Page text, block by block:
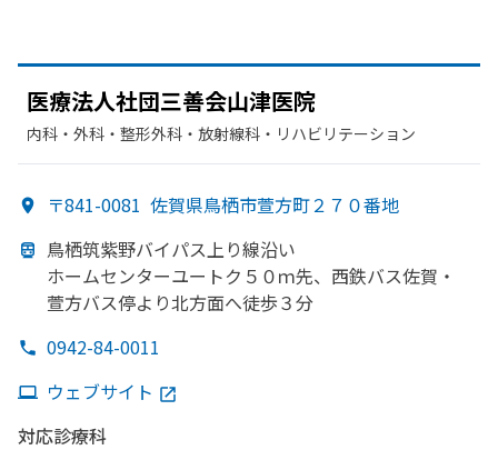
医療法人社団三善会山津医院
内科・​外科・​整形外科・​放射線科・​リハビリテーション
〒841-0081 佐賀県鳥栖市萱方町２７０番地
鳥栖筑紫野バイパス上り線沿い
ホームセンターユートク５０ｍ先、 西鉄バス佐賀・
萱方バス停より北方面へ徒歩３分
0942-84-0011
ウェブサイト
対応診療科